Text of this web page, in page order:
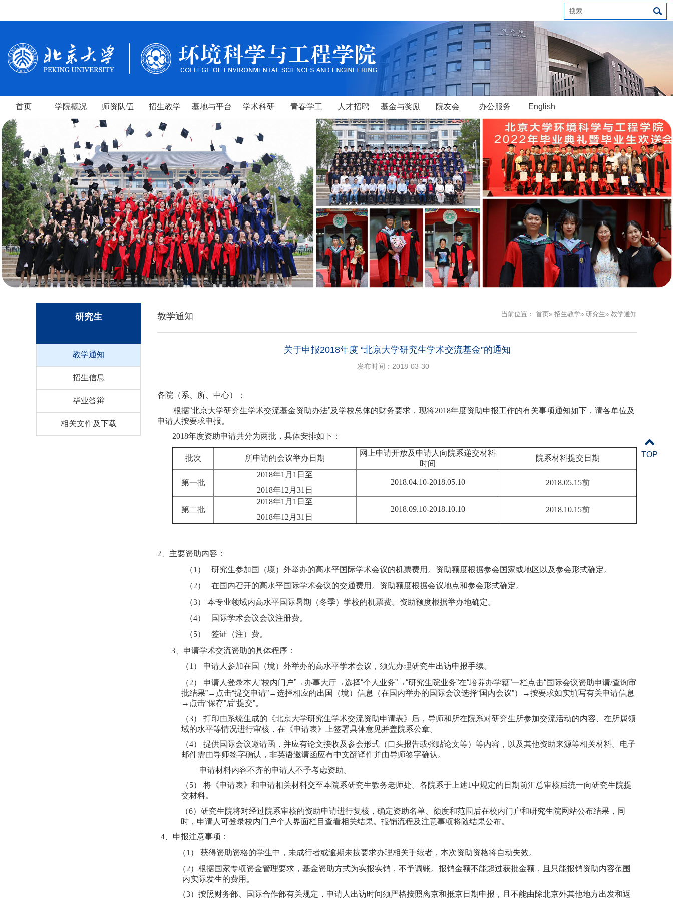
首页 学院概况 师资队伍 招生教学 基地与平台 学术科研 青春学工 人才招聘 基金与奖励 院友会 办公服务 English
研究生
教学通知
招生信息
毕业答辩
相关文件及下载
当前位置： 首页» 招生教学» 研究生» 教学通知
教学通知
关于申报2018年度 “北京大学研究生学术交流基金”的通知
发布时间：2018-03-30
各院（系、所、中心）：
根据“北京大学研究生学术交流基金资助办法”及学校总体的财务要求，现将2018年度资助申报工作的有关事项通知如下，请各单位及
申请人按要求申报。
2018年度资助申请共分为两批，具体安排如下：
批次 所申请的会议举办日期
网上申请开放及申请人向院系递交材料
时间
院系材料提交日期
第一批
2018年1 月 1 日至
2018年12 月 31 日
2018.04.10-2018.05.10 2018.05.15前
第二批
2018年1 月 1 日至
2018年12 月 31 日
2018.09.10-2018.10.10 2018.10.15前
2 、主要资助内容：
（1 ）
研究生参加国（境）外举办的高水平国际学术会议的机票费用。资助额度根据参会国家或地区以及参会形式确定。
（2）
在国内召开的高水平国际学术会议的交通费用。资助额度根据会议地点和参会形式确定。
（3） 本专业领域内高水平国际暑期（冬季）学校的机票费。资助额度根据举办地确定。
（4）
国际学术会议会议注册费。
（5）
签证（注）费。
3、 申请学术交流资助的具体程序：
（1 ） 申请人参加在国（境）外举办的高水平学术会议，须先办理研究生出访申报手续。
（2） 申请人登录本人“校内门户”→办事大厅→选择“个人业务”→“研究生院业务”在“培养办学籍”一栏点击“国际会议资助申请/查询审
批结果”→点击“提交申请”→选择相应的出国（境）信息（在国内举办的国际会议选择“国内会议”）→按要求如实填写有关申请信息
→点击“保存”后“提交”。
（3） 打印由系统生成的《北京大学研究生学术交流资助申请表》后，导师和所在院系对研究生所参加交流活动的内容、在所属领
域的水平等情况进行审核，在《申请表》上签署具体意见并盖院系公章。
（4） 提供国际会议邀请函，并应有论文接收及参会形式（口头报告或张贴论文等）等内容，以及其他资助来源等相关材料。电子
邮件需由导师签字确认，非英语邀请函应有中文翻译件并由导师签字确认。
申请材料内容不齐的申请人不予考虑资助。
（5） 将《申请表》和申请相关材料交至本院系研究生教务老师处。各院系于 上述1 中规定的日期前汇总审核后统一向研究生院提
交材料。
（6）研究生院将对经过院系审核的资助申请进行复核，确定资助名单、额度和范围后在校内门户和研究生院网站公布结果，同
时，申请人可登录校内门户个人界面栏目查看相关结果。报销流程及注意事项将随结果公布。
4、申报注意事项：
（1 ） 获得资助资格的学生中，未成行者或逾期未按要求办理相关手续者，本次资助资格将自动失效。
（2）根据国家专项资金管理要求，基金资助方式为实报实销，不予调账。报销金额不能超过获批金额，且只能报销资助内容范围
内实际发生的费用。
（3）按照财务部、国际合作部有关规定，申请人出访时间须严格按照离京和抵京日期申报，且不能由除北京外其他地方出发和返
TOP